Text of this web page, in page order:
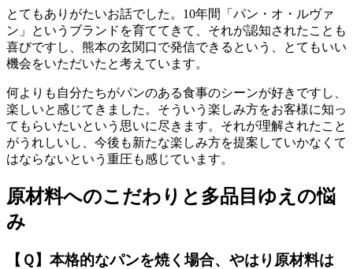
とてもありがたいお話でした。10年間「パン・オ・ルヴァ
ン」というブランドを育ててきて、それが認知されたことも
喜びですし、熊本の玄関口で発信できるという、とてもいい
機会をいただいたと考えています。
何よりも自分たちがパンのある食事のシーンが好きですし、
楽しいと感じてきました。そういう楽しみ方をお客様に知っ
てもらいたいという思いに尽きます。それが理解されたこと
がうれしいし、今後も新たな楽しみ方を提案していかなくて
はならないという重圧も感じています。
原材料へのこだわりと多品目ゆえの悩
み
【Ｑ】本格的なパンを焼く場合、やはり原材料は